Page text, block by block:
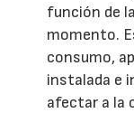
función de
momento.
consumo,
instalada e
afectar a la